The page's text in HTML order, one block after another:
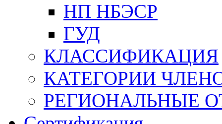
НП НБЭСР
ГУД
КЛАССИФИКАЦИЯ
КАТЕГОРИИ
РЕГИОНАЛЬНЫЕ